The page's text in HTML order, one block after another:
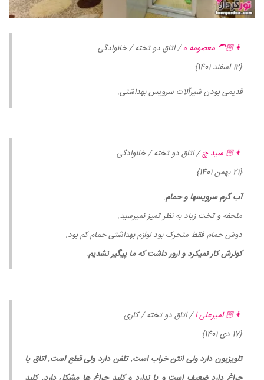
👩🏻‍🦱 معصومه ه/ اتاق دو تخته / خانوادگی
{12 اسفند 1401}
قدیمی بودن شیرآلات سرویس بهداشتی.
👨🏻 سید چ/ اتاق دو تخته / خانوادگی
{21 بهمن 1401}
آب گرم سرویسها و حمام.
ملحفه و تخت زیاد به نظر تمیز نمیرسید.
دوش حمام فقط متحرک بود لوازم بهداشتی حمام کم بود.
کولرش کار نمیکرد و ارور داشت که ما پیگیر نشدیم.
👨🏻 امیرعلی ا/ اتاق دو تخته / کاری
{17 دی 1401}
تلویزیون دارد ولی انتن خراب است. تلفن دارد ولی قطع است. اتاق یا